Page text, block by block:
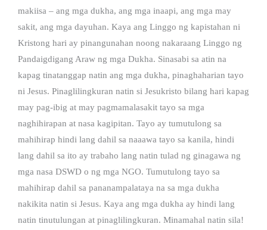
makiisa – ang mga dukha, ang mga inaapi, ang mga may
sakit, ang mga dayuhan. Kaya ang Linggo ng kapistahan ni
Kristong hari ay pinangunahan noong nakaraang Linggo ng
Pandaigdigang Araw ng mga Dukha. Sinasabi sa atin na
kapag tinatanggap natin ang mga dukha, pinaghaharian tayo
ni Jesus. Pinaglilingkuran natin si Jesukristo bilang hari kapag
may pag-ibig at may pagmamalasakit tayo sa mga
naghihirapan at nasa kagipitan. Tayo ay tumutulong sa
mahihirap hindi lang dahil sa naaawa tayo sa kanila, hindi
lang dahil sa ito ay trabaho lang natin tulad ng ginagawa ng
mga nasa DSWD o ng mga NGO. Tumutulong tayo sa
mahihirap dahil sa pananampalataya na sa mga dukha
nakikita natin si Jesus. Kaya ang mga dukha ay hindi lang
natin tinutulungan at pinaglilingkuran. Minamahal natin sila!